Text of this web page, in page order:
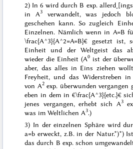
2) In 6 wird durch B exp.
in A3verwandelt, was jedoch
geschehen kann. So zugleich
Einzelnen. Nämlich wenn in A=B
\frac{A^3}{A^2=A=B}€ gesetzt
Einheit und der Weltgeist das
wieder die Einheit (A0ist der
aber, das alles in Eins ziehen
Freyheit, und das Widerstreben
von A2exp. überwunden vergangen
eben in dem in €\frac{A^3}{etc.}€
jenes vergangen, erhebt sich A3
was im Weltlichen A3.)
3) In der einzelnen Sphäre wird
a=b erweckt, z.B. in der Natur.*)*)
das durch B exp. schon